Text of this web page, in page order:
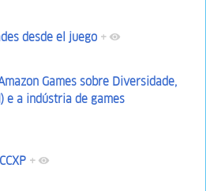
desde el juego +
Games sobre Diversidade,
e a indústria de games
+